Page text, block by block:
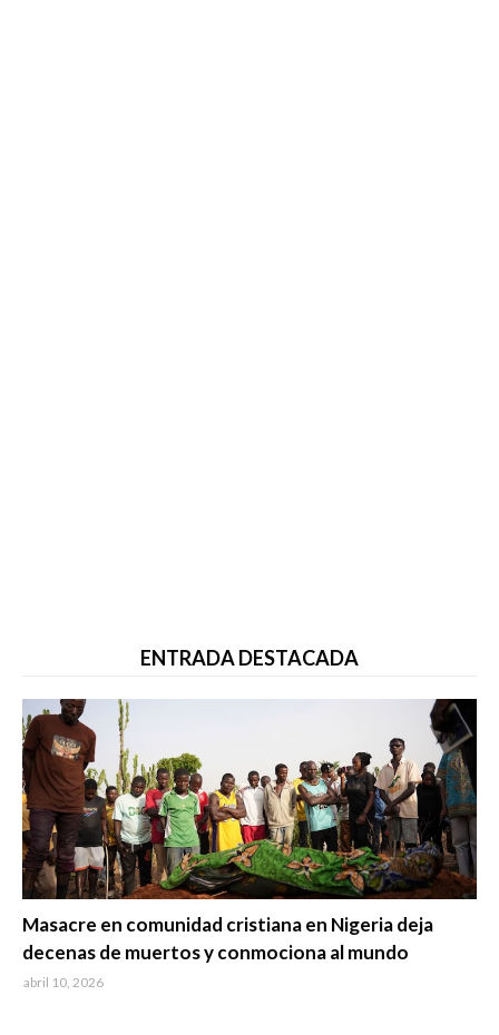
ENTRADA DESTACADA
Masacre en comunidad cristiana en Nigeria deja
decenas de muertos y conmociona al mundo
abril 10, 2026